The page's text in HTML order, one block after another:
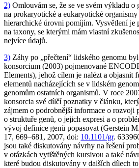
2) Omlouvám se, že se ve svém výkladu o
na prokaryotické a eukaryotické
hierarchické úrovni pomíjím. Vysvětlení je
na taxony, se kterými mám vlastní
nejvíce údajů.
3) Záhy po „přečtení“ lidského genomu
konsorcium (2003) pojmenované
Elements), jehož cílem je nalézt a objasnit
elementů nacházejících se v lidském
genomům ostatních organismů. V roce
konsorcia své dílčí poznatky v článku,
zájmem o podrobnější informace o rozvoji
o struktuře genů, o jejich expresi a o
vývoj definice genů popasovat (Gerstein
17, 669–681, 2007, doi: 10.1101/gr.
jsou také diskutovány návrhy na řešení
v otázkách vytištěných kursivou a také
které budou diskutovány v dalších dílech